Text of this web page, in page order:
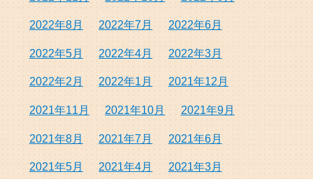
2022年8月 2022年7月 2022年6月
2022年5月 2022年4月 2022年3月
2022年2月 2022年1月 2021年12月
2021年11月 2021年10月 2021年9月
2021年8月 2021年7月 2021年6月
2021年5月 2021年4月 2021年3月